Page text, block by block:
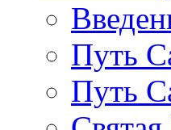
Путь
Путь